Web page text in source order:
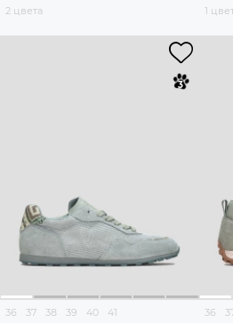
2 цвета
1
36 37 38 39 40 41 36